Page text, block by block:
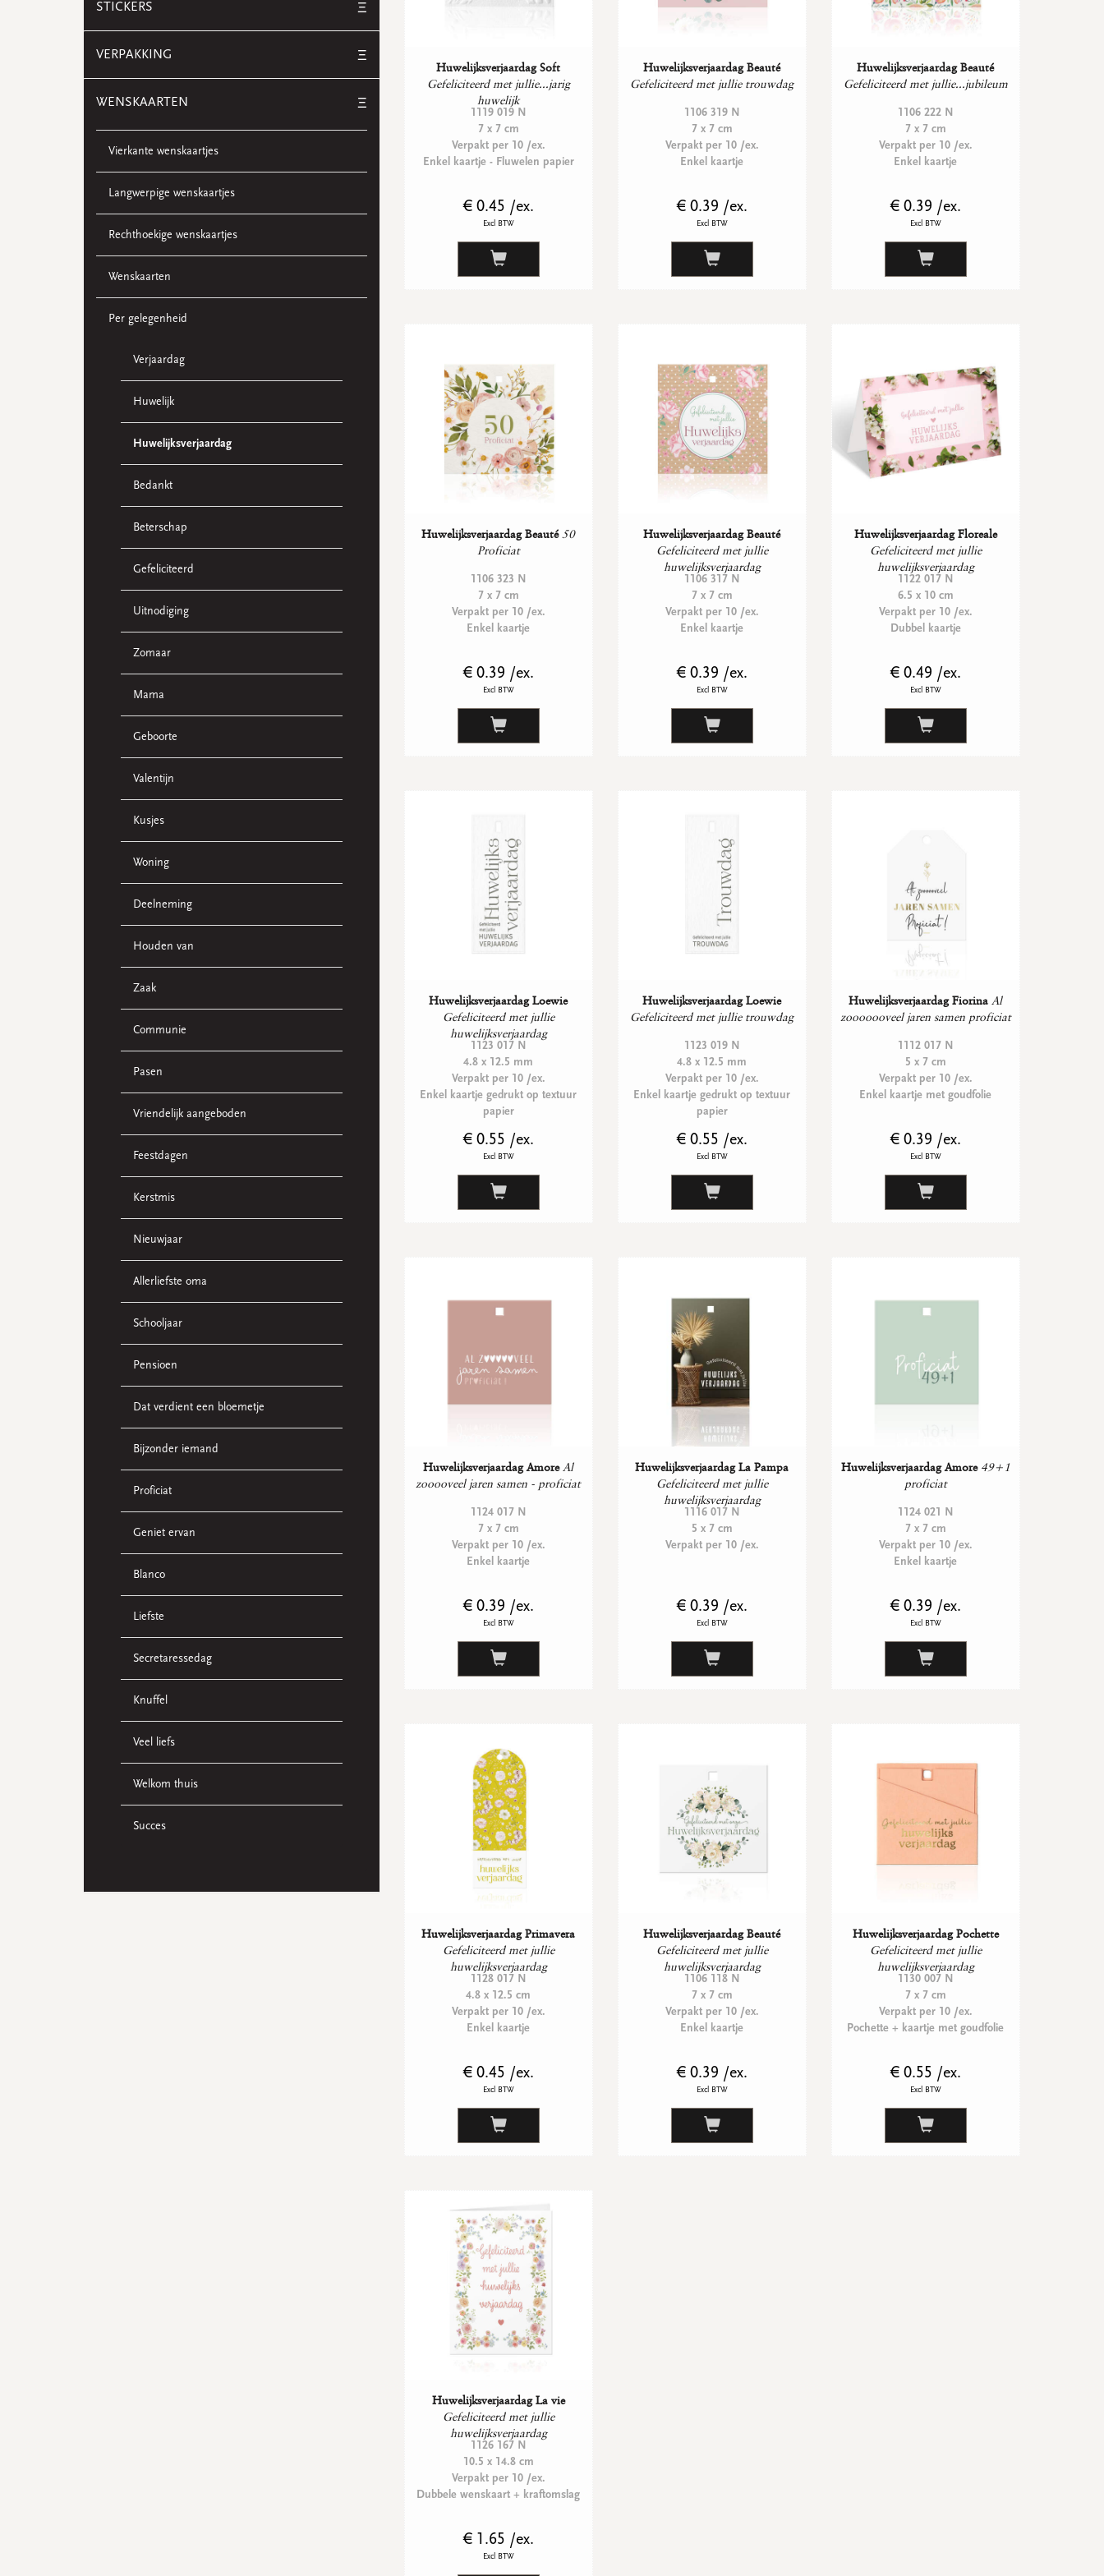
STICKERS Ξ
VERPAKKING Ξ
WENSKAARTEN Ξ
Vierkante wenskaartjes
Langwerpige wenskaartjes
Rechthoekige wenskaartjes
Wenskaarten
Per gelegenheid
Verjaardag
Huwelijk
Huwelijksverjaardag
Bedankt
Beterschap
Gefeliciteerd
Uitnodiging
Zomaar
Mama
Geboorte
Valentijn
Kusjes
Woning
Deelneming
Houden van
Zaak
Communie
Pasen
Vriendelijk aangeboden
Feestdagen
Kerstmis
Nieuwjaar
Allerliefste oma
Schooljaar
Pensioen
Dat verdient een bloemetje
Bijzonder iemand
Proficiat
Geniet ervan
Blanco
Liefste
Secretaressedag
Knuffel
Veel liefs
Welkom thuis
Succes
Huwelijksverjaardag Soft
Gefeliciteerd met jullie...jarig
huwelijk
1119 019 N
7 x 7 cm
Verpakt per 10 /ex.
Enkel kaartje - Fluwelen papier
€ 0.45 /ex.
Excl BTW
Huwelijksverjaardag Beauté
Gefeliciteerd met jullie trouwdag
1106 319 N
7 x 7 cm
Verpakt per 10 /ex.
Enkel kaartje
€ 0.39 /ex.
Excl BTW
Huwelijksverjaardag Beauté
Gefeliciteerd met jullie...jubileum
1106 222 N
7 x 7 cm
Verpakt per 10 /ex.
Enkel kaartje
€ 0.39 /ex.
Excl BTW
Huwelijksverjaardag Beauté 50
Proficiat
1106 323 N
7 x 7 cm
Verpakt per 10 /ex.
Enkel kaartje
€ 0.39 /ex.
Excl BTW
Huwelijksverjaardag Beauté
Gefeliciteerd met jullie
huwelijksverjaardag
1106 317 N
7 x 7 cm
Verpakt per 10 /ex.
Enkel kaartje
€ 0.39 /ex.
Excl BTW
Huwelijksverjaardag Floreale
Gefeliciteerd met jullie
huwelijksverjaardag
1122 017 N
6.5 x 10 cm
Verpakt per 10 /ex.
Dubbel kaartje
€ 0.49 /ex.
Excl BTW
Huwelijksverjaardag Loewie
Gefeliciteerd met jullie
huwelijksverjaardag
1123 017 N
4.8 x 12.5 mm
Verpakt per 10 /ex.
Enkel kaartje gedrukt op textuur
papier
€ 0.55 /ex.
Excl BTW
Huwelijksverjaardag Loewie
Gefeliciteerd met jullie trouwdag
1123 019 N
4.8 x 12.5 mm
Verpakt per 10 /ex.
Enkel kaartje gedrukt op textuur
papier
€ 0.55 /ex.
Excl BTW
Huwelijksverjaardag Fiorina Al
zooooooveel jaren samen proficiat
1112 017 N
5 x 7 cm
Verpakt per 10 /ex.
Enkel kaartje met goudfolie
€ 0.39 /ex.
Excl BTW
Huwelijksverjaardag Amore Al
zooooveel jaren samen - proficiat
1124 017 N
7 x 7 cm
Verpakt per 10 /ex.
Enkel kaartje
€ 0.39 /ex.
Excl BTW
Huwelijksverjaardag La Pampa
Gefeliciteerd met jullie
huwelijksverjaardag
1116 017 N
5 x 7 cm
Verpakt per 10 /ex.
€ 0.39 /ex.
Excl BTW
Huwelijksverjaardag Amore 49+1
proficiat
1124 021 N
7 x 7 cm
Verpakt per 10 /ex.
Enkel kaartje
€ 0.39 /ex.
Excl BTW
Huwelijksverjaardag Primavera
Gefeliciteerd met jullie
huwelijksverjaardag
1128 017 N
4.8 x 12.5 cm
Verpakt per 10 /ex.
Enkel kaartje
€ 0.45 /ex.
Excl BTW
Huwelijksverjaardag Beauté
Gefeliciteerd met jullie
huwelijksverjaardag
1106 118 N
7 x 7 cm
Verpakt per 10 /ex.
Enkel kaartje
€ 0.39 /ex.
Excl BTW
Huwelijksverjaardag Pochette
Gefeliciteerd met jullie
huwelijksverjaardag
1130 007 N
7 x 7 cm
Verpakt per 10 /ex.
Pochette + kaartje met goudfolie
€ 0.55 /ex.
Excl BTW
Huwelijksverjaardag La vie
Gefeliciteerd met jullie
huwelijksverjaardag
1126 167 N
10.5 x 14.8 cm
Verpakt per 10 /ex.
Dubbele wenskaart + kraftomslag
€ 1.65 /ex.
Excl BTW